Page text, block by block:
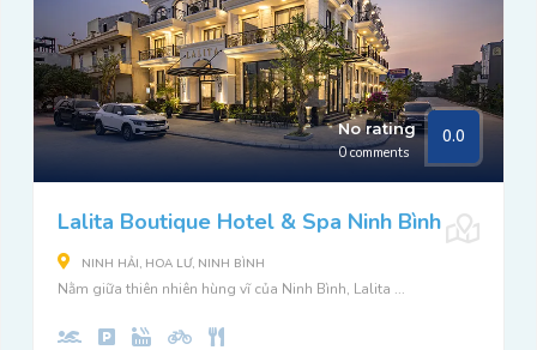
No rating
0 comments
0.0
Lalita Boutique Hotel & Spa Ninh Bình
NINH HẢI, HOA LƯ, NINH BÌNH
Nằm giữa thiên nhiên hùng vĩ của Ninh Bình, Lalita ...